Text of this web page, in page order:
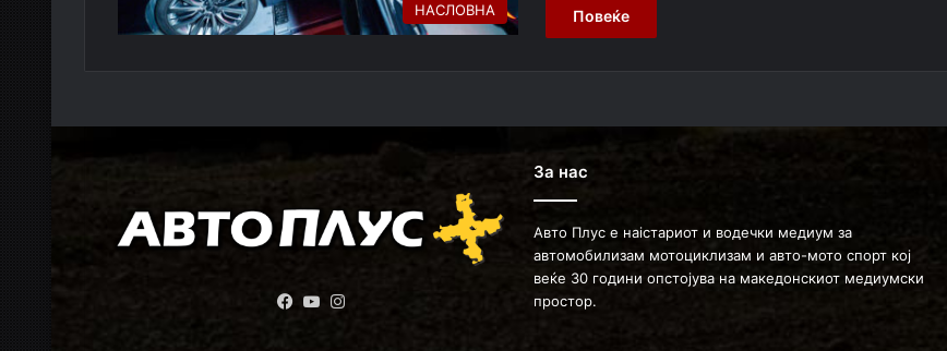
НАСЛОВНА Повеќе
Facebook
YouTube
За нас
Авто Плус е наістариот и водечки медиум за
автомобилизам мотоциклизам и авто-мото спорт кој
веќе 30 години опстојува на македонскиот медиумски
простор.